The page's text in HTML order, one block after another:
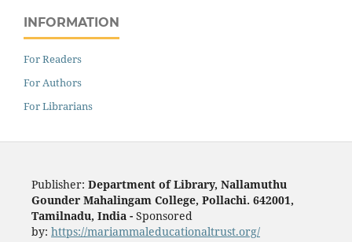
INFORMATION
For Readers
For Authors
For Librarians
Publisher: Department of Library, Nallamuthu
Gounder Mahalingam College, Pollachi. 642001,
Tamilnadu, India - Sponsored
by: https://mariammaleducationaltrust.org/